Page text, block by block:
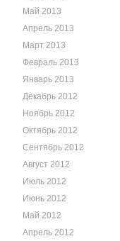
Май 2013
Апрель 2013
Март 2013
Февраль 2013
Январь 2013
Декабрь 2012
Ноябрь 2012
Октябрь 2012
Сентябрь 2012
Август 2012
Июль 2012
Июнь 2012
Май 2012
Апрель 2012